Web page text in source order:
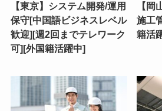
【東京】システム開発/運用
保守[中国語ビジネスレベル
歓迎][週2回までテレワーク
可][外国籍活躍中]
【岡
施工
籍活